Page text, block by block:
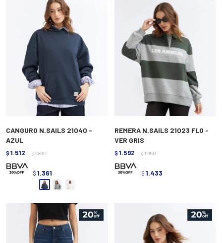
CANGURO N.SAILS 21040 -
AZUL
$ 1.512 $ 1.890
$ 1.361
REMERA N.SAILS 21023 FLO -
VER GRIS
$ 1.592 $ 1.990
$ 1.433